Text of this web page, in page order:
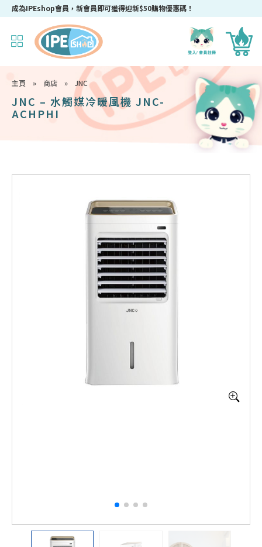
成為IPEshop會員，新會員即可獲得迎新$50購物優惠碼！
主頁 » 商店 » JNC
JNC – 水觸媒冷暖風機 JNC-
ACHPHI